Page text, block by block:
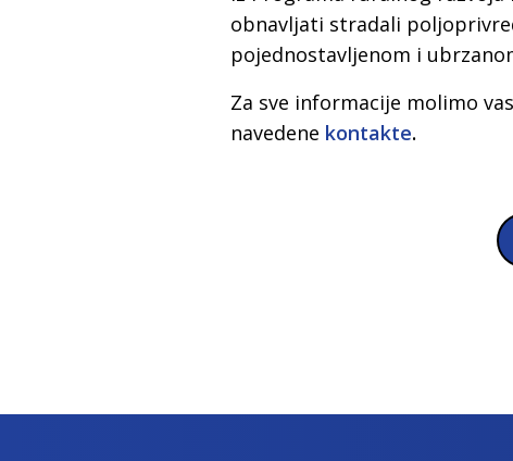
obnavljati stradali
pojednostavljenom i
Za sve informacije molimo
navedene kontakte.